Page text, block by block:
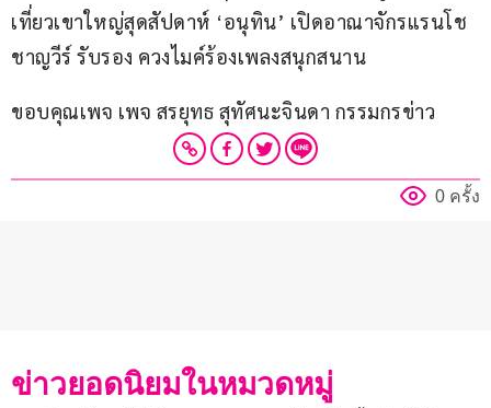
เที่ยวเขาใหญ่สุดสัปดาห์ ‘อนุทิน’ เปิดอาณาจักรแรนโช
ชาญวีร์ รับรอง ควงไมค์ร้องเพลงสนุกสนาน
ขอบคุณเพจ เพจ สรยุทธ สุทัศนะจินดา กรรมกรข่าว
0 ครั้ง
ข่าวยอดนิยมในหมวดหมู่